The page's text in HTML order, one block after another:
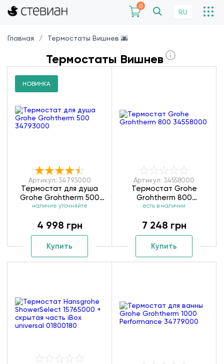
0
RU
Главная Термостаты Вишнев 🌆
Термостаты Вишнев
НОВИНКА
Артикул: 34793000
Термостат для душа
Grohe Grohtherm 500
34793000
наличие уточняйте
4 998 грн
Купить
Артикул: 34558000
Термостат Grohe
Grohtherm 800
34558000
есть в наличии
7 248 грн
Купить